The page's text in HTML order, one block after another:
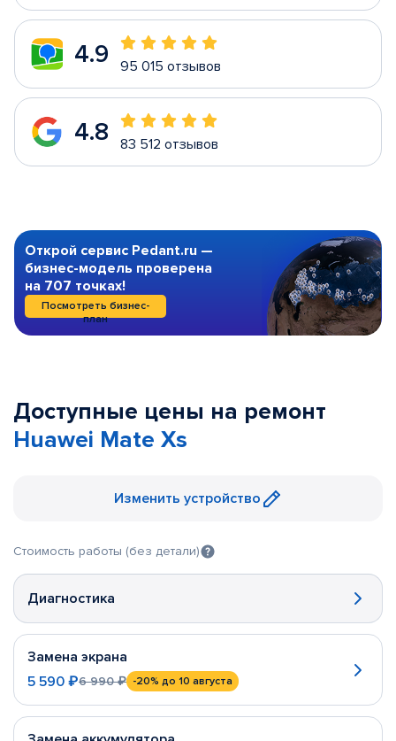
4.9 95 015 отзывов
4.8 83 512 отзывов
Открой сервис Pedant.ru —
бизнес-модель проверена
на 707 точках!
Посмотреть бизнес-
план
Доступные цены на ремонт
Huawei Mate Xs
Изменить устройство
Стоимость работы (без детали)
Диагностика
Замена экрана
5 590 ₽6 990 ₽ -20% до 10 августа